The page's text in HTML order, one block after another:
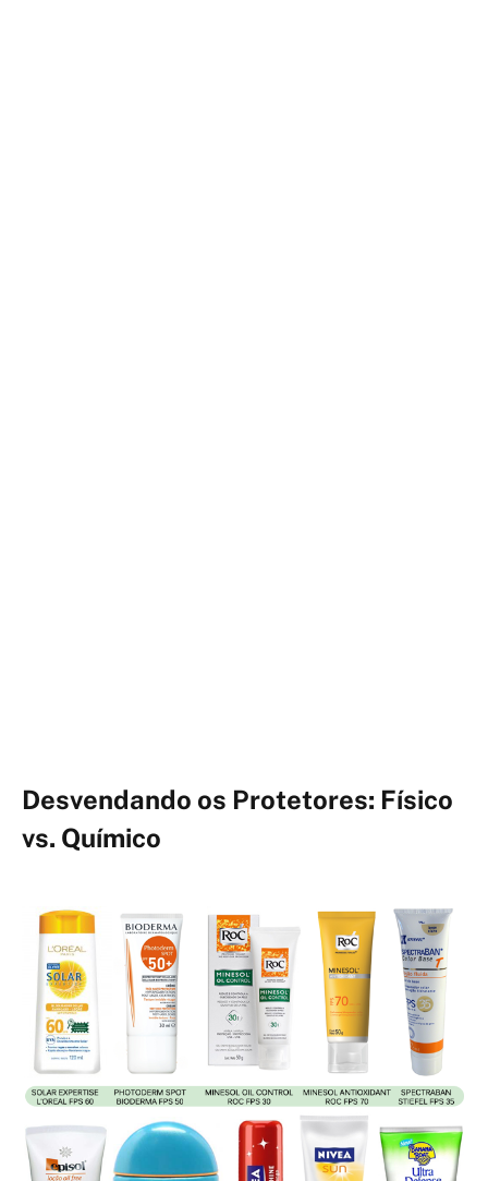
Desvendando os Protetores: Físico
vs. Químico